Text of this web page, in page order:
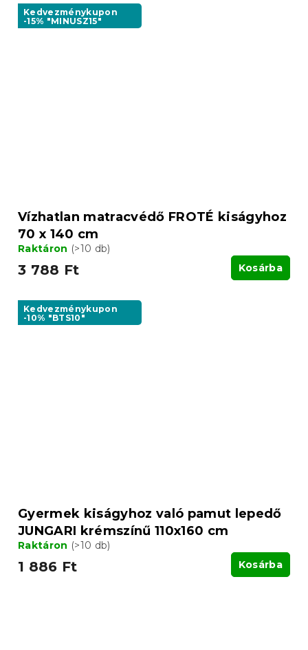
Kedvezménykupon
-15% "MINUSZ15"
Vízhatlan matracvédő FROTÉ kiságyhoz
70 x 140 cm
Raktáron (>10 db)
3 788 Ft Kosárba
Kedvezménykupon
-10% "BTS10"
Gyermek kiságyhoz való pamut lepedő
JUNGARI krémszínű 110x160 cm
Raktáron (>10 db)
1 886 Ft Kosárba